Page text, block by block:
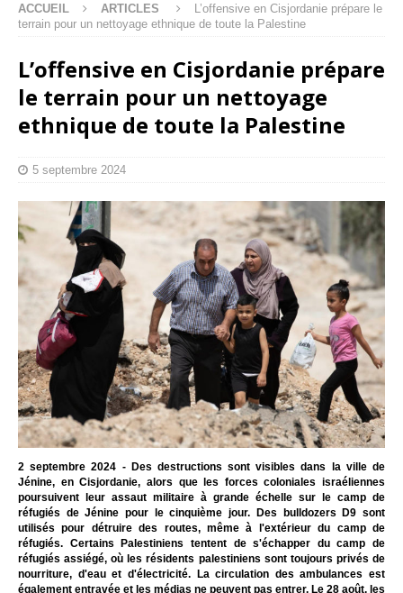
ACCUEIL ARTICLES
L’offensive en Cisjordanie prépare le
terrain pour un nettoyage ethnique de toute la Palestine
L’offensive en Cisjordanie prépare
le terrain pour un nettoyage
ethnique de toute la Palestine
5 septembre 2024
2 septembre 2024 - Des destructions sont visibles dans la ville de
Jénine, en Cisjordanie, alors que les forces coloniales israéliennes
poursuivent leur assaut militaire à grande échelle sur le camp de
réfugiés de Jénine pour le cinquième jour. Des bulldozers D9 sont
utilisés pour détruire des routes, même à l'extérieur du camp de
réfugiés. Certains Palestiniens tentent de s'échapper du camp de
réfugiés assiégé, où les résidents palestiniens sont toujours privés de
nourriture, d'eau et d'électricité. La circulation des ambulances est
également entravée et les médias ne peuvent pas entrer. Le 28 août, les